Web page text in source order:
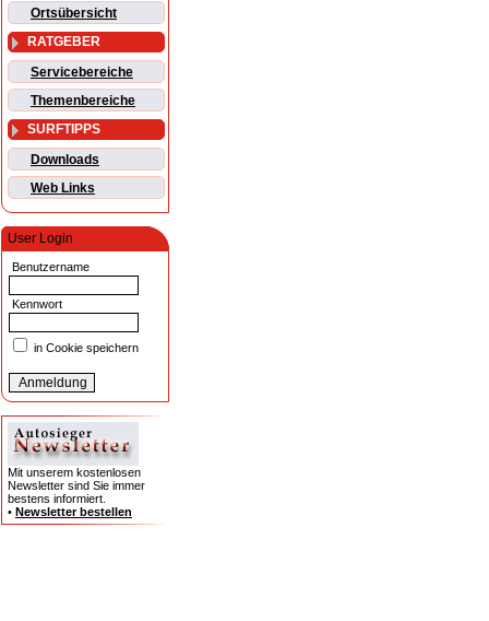
Ortsübersicht
RATGEBER
Servicebereiche
Themenbereiche
SURFTIPPS
Downloads
Web Links
User Login
Benutzername
Kennwort
in Cookie speichern
Mit unserem kostenlosen
Newsletter sind Sie immer
bestens informiert.
• Newsletter bestellen